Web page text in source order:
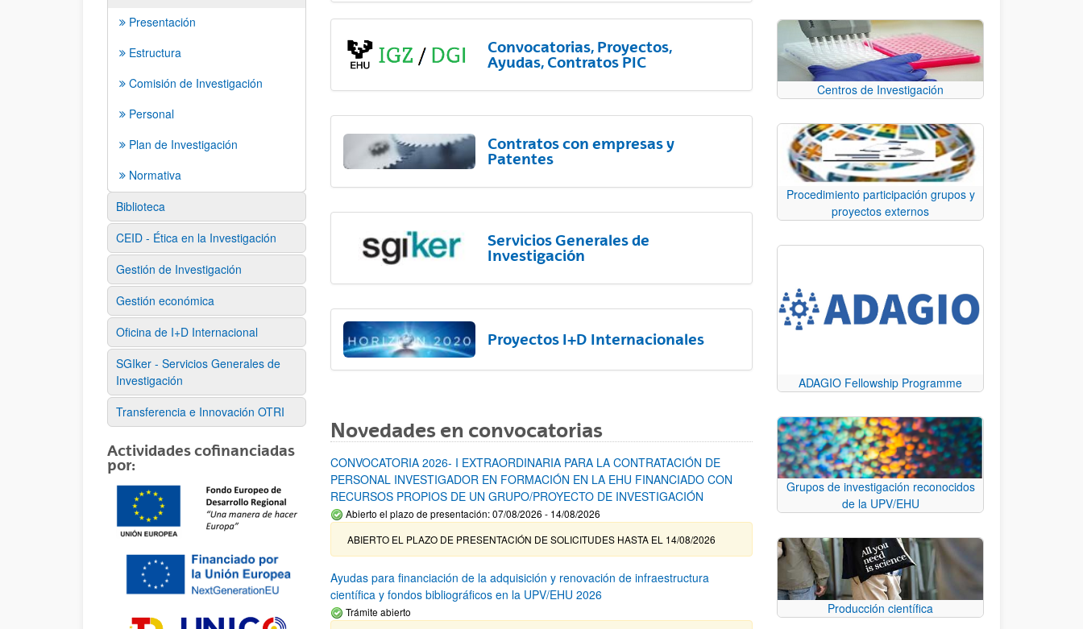
Presentación
Estructura
Comisión de Investigación
Personal
Plan de Investigación
Normativa
Biblioteca
CEID - Ética en la Investigación
Gestión de Investigación
Gestión económica
Oficina de I+D Internacional
SGIker - Servicios Generales de
Investigación
Transferencia e Innovación OTRI
Actividades cofinanciadas
por:
Convocatorias, Proyectos,
Ayudas, Contratos PIC
Contratos con empresas y
Patentes
Servicios Generales de
Investigación
Proyectos I+D Internacionales
Novedades en convocatorias
CONVOCATORIA 2026- I EXTRAORDINARIA PARA LA CONTRATACIÓN DE
PERSONAL INVESTIGADOR EN FORMACIÓN EN LA EHU FINANCIADO CON
RECURSOS PROPIOS DE UN GRUPO/PROYECTO DE INVESTIGACIÓN
Abierto el plazo de presentación: 07/08/2026 - 14/08/2026
ABIERTO EL PLAZO DE PRESENTACIÓN DE SOLICITUDES HASTA EL 14/08/2026
Ayudas para financiación de la adquisición y renovación de infraestructura
científica y fondos bibliográficos en la UPV/EHU 2026
Trámite abierto
Centros de Investigación
Procedimiento participación grupos y
proyectos externos
ADAGIO Fellowship Programme
Grupos de investigación reconocidos
de la UPV/EHU
Producción científica